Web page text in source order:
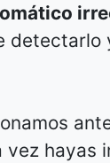
detectarlo
hayas